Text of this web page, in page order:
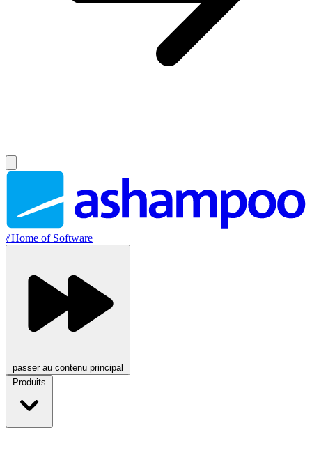
//Home of Software
passer au contenu principal
Produits